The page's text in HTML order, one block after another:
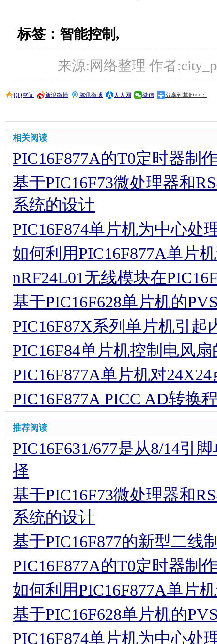
标签：智能控制,
来源:网络整理 作者
QQ空间 新浪微博 腾讯微博 人人网 微信 分享到其他>>：
相关阅读
PIC16F877A的T0定时器制
基于PIC16F73微处理器和
系统的设计
PIC16F874单片机为中心处
如何利用PIC16F877A单片
nRF24L01无线模块在
基于PIC16F628单片机的
PIC16F87X系列单片机引
PIC16F84单片机控制电风
PIC16F877A单片机对
PIC16F877A PICC AD转换
推荐阅读
PIC16F631/677是从8/14引
择
基于PIC16F73微处理器和
系统的设计
基于PIC16F877的新型二线
PIC16F877A的T0定时器制
如何利用PIC16F877A单片
基于PIC16F628单片机的
PIC16F874单片机为中心处